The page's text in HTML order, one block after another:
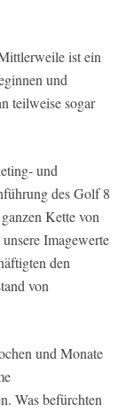
ist ein
und
teilweise sogar
und
des Golf 8
Kette von
Imagewerte
den
von
und Monate
Was befürchten